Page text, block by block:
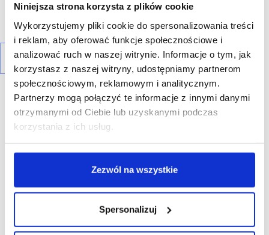
Niniejsza strona korzysta z plików cookie
Wykorzystujemy pliki cookie do spersonalizowania treści
i reklam, aby oferować funkcje społecznościowe i
analizować ruch w naszej witrynie. Informacje o tym, jak
korzystasz z naszej witryny, udostępniamy partnerom
społecznościowym, reklamowym i analitycznym.
Partnerzy mogą połączyć te informacje z innymi danymi
otrzymanymi od Ciebie lub uzyskanymi podczas
korzystania z ich usług.
Zezwól na wszystkie
Spersonalizuj
R E K L A M A